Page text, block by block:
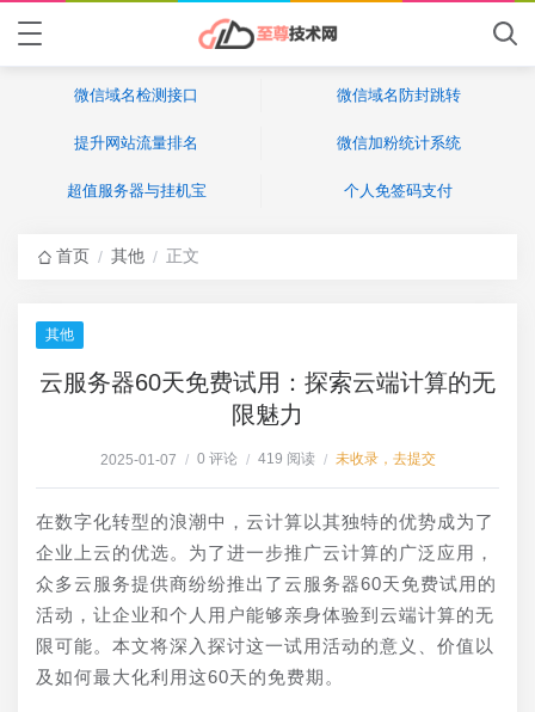
微信域名检测接口 微信域名防封跳转
提升网站流量排名 微信加粉统计系统
超值服务器与挂机宝 个人免签码支付
首页 / 其他 / 正文
其他
云服务器60天免费试用：探索云端计算的无
限魅力
2025-01-07 / 0 评论 / 419 阅读 / 未收录，去提交
在数字化转型的浪潮中，云计算以其独特的优势成为了
企业上云的优选。为了进一步推广云计算的广泛应用，
众多云服务提供商纷纷推出了云服务器60天免费试用的
活动，让企业和个人用户能够亲身体验到云端计算的无
限可能。本文将深入探讨这一试用活动的意义、价值以
及如何最大化利用这60天的免费期。